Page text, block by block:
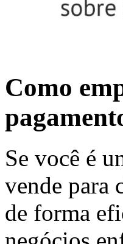
Como
Se você é
vende para
de forma